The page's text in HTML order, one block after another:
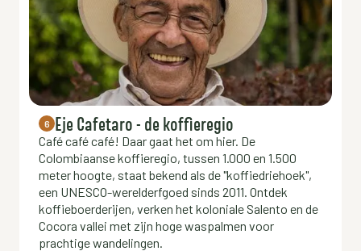
6 Eje Cafetaro - de koffieregio
Café café café! Daar gaat het om hier. De
Colombiaanse koffieregio, tussen 1.000 en 1.500
meter hoogte, staat bekend als de "koffiedriehoek",
een UNESCO-werelderfgoed sinds 2011. Ontdek
koffieboerderijen, verken het koloniale Salento en de
Cocora vallei met zijn hoge waspalmen voor
prachtige wandelingen.